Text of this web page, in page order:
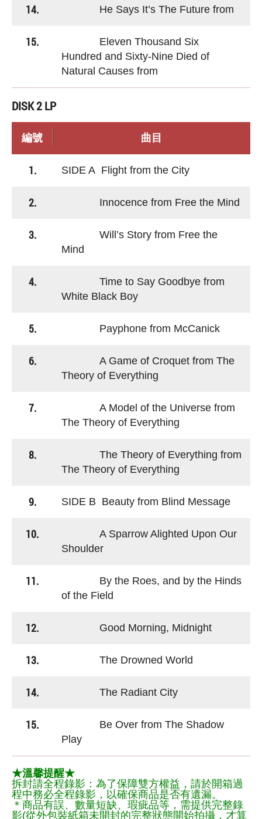
14. He Says It’s The Future from
15.
Eleven Thousand Six
Hundred and Sixty-Nine Died of
Natural Causes from
DISK 2 LP
編號 曲目
1. SIDE A Flight from the City
2. Innocence from Free the Mind
3.
Will’s Story from Free the
Mind
4.
Time to Say Goodbye from
White Black Boy
5. Payphone from McCanick
6.
A Game of Croquet from The
Theory of Everything
7.
A Model of the Universe from
The Theory of Everything
8.
The Theory of Everything from
The Theory of Everything
9. SIDE B Beauty from Blind Message
10.
A Sparrow Alighted Upon Our
Shoulder
11.
By the Roes, and by the Hinds
of the Field
12. Good Morning, Midnight
13. The Drowned World
14. The Radiant City
15.
Be Over from The Shadow
Play
★溫馨提醒★
拆封請全程錄影：為了保障雙方權益，請於開箱過
程中務必全程錄影，以確保商品是否有遺漏。
＊商品有誤、數量短缺、瑕疵品等，需提供完整錄
影(從外包裝紙箱未開封的完整狀態開始拍攝，才算